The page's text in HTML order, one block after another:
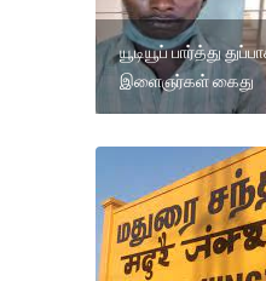
யூடியூப் பார்த்து
இளைஞர்கள் கைது